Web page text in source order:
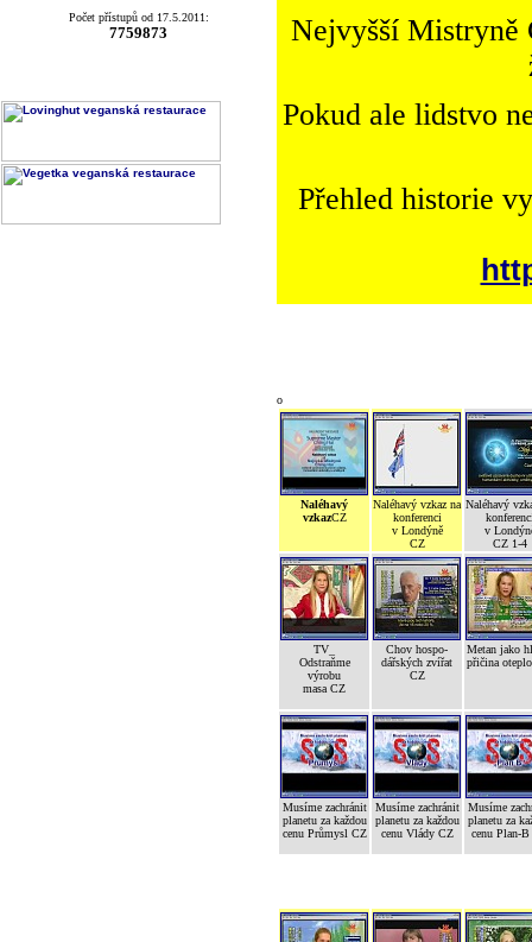
Počet přístupů od 17.5.2011:
7759873
Nejvyšší Mistryně
Pokud ale lidstvo
Přehled historie
o
Naléhavý
vzkazCZ
Naléhavý vzkaz na
konferenci
v Londýně
CZ
Naléhavý
v
CZ 1-4
TV_
Odstraňme
výrobu
masa CZ
Chov hospo-
dářských zvířat
CZ
Metan jako
přičina
Musíme zachránit
planetu za každou
cenu Průmysl CZ
Musíme zachránit
planetu za každou
cenu Vlády CZ
Musíme
planetu za
cenu Plan-